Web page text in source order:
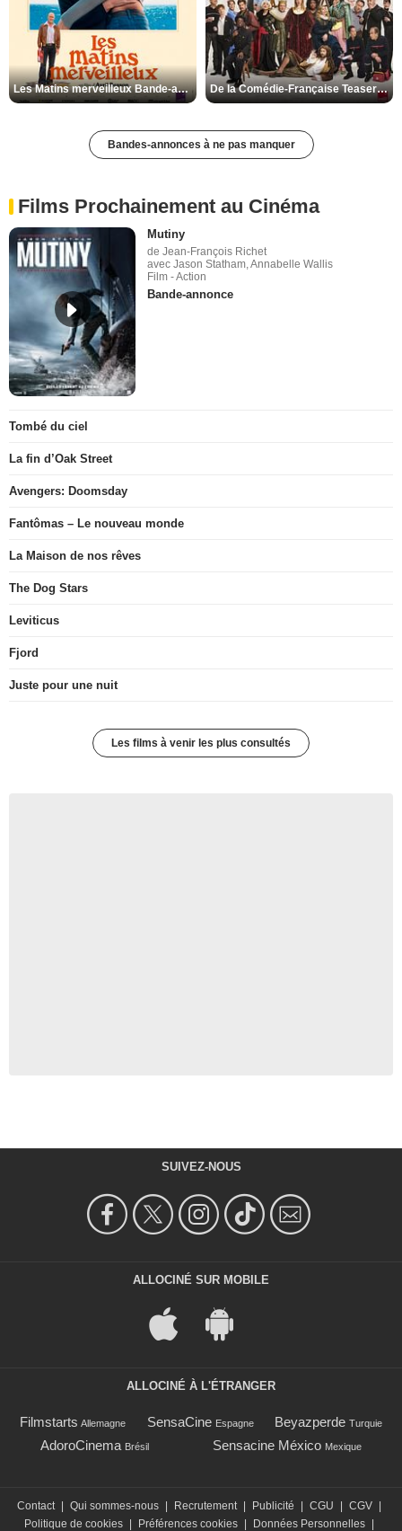
Les Matins merveilleux Bande-annonce VF De la Comédie-Française Teaser VF
Bandes-annonces à ne pas manquer
Films Prochainement au Cinéma
Mutiny
de Jean-François Richet
avec Jason Statham, Annabelle Wallis
Film - Action
Bande-annonce
Tombé du ciel
La fin d’Oak Street
Avengers: Doomsday
Fantômas – Le nouveau monde
La Maison de nos rêves
The Dog Stars
Leviticus
Fjord
Juste pour une nuit
Les films à venir les plus consultés
SUIVEZ-NOUS
ALLOCINÉ SUR MOBILE
ALLOCINÉ À L'ÉTRANGER
Filmstarts Allemagne SensaCine Espagne Beyazperde Turquie
AdoroCinema Brésil Sensacine México Mexique
Contact Qui sommes-nous Recrutement Publicité CGU CGV
Politique de cookies
Préférences cookies Données Personnelles